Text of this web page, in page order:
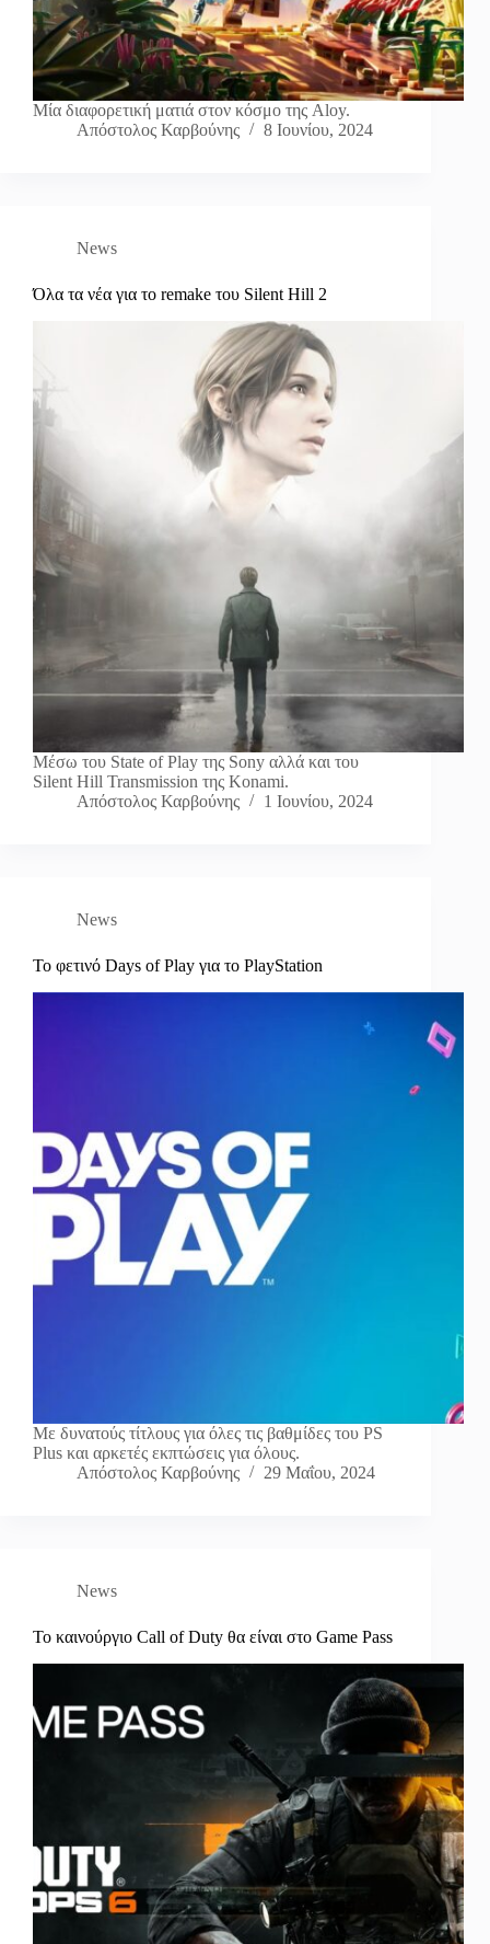
Μία διαφορετική ματιά στον κόσμο της Aloy.
Απόστολος Καρβούνης
8 Ιουνίου, 2024
News
Όλα τα νέα για το remake του Silent Hill 2
Μέσω του State of Play της Sony αλλά και του
Silent Hill Transmission της Konami.
Απόστολος Καρβούνης
1 Ιουνίου, 2024
News
Το φετινό Days of Play για το PlayStation
Με δυνατούς τίτλους για όλες τις βαθμίδες του PS
Plus και αρκετές εκπτώσεις για όλους.
Απόστολος Καρβούνης
29 Μαΐου, 2024
News
Το καινούργιο Call of Duty θα είναι στο Game Pass